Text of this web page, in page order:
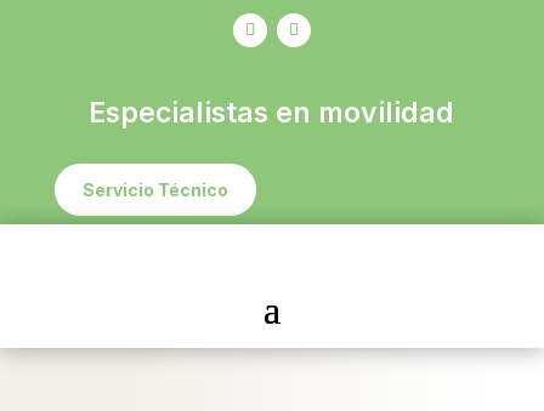
Especialistas en movilidad
Servicio Técnico